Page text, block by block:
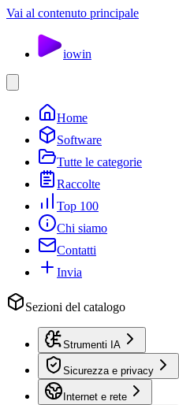
Vai al contenuto principale
iowin
Home
Software
Tutte le categorie
Raccolte
Top 100
Chi siamo
Contatti
Invia
Sezioni del catalogo
Strumenti IA
Sicurezza e privacy
Internet e rete